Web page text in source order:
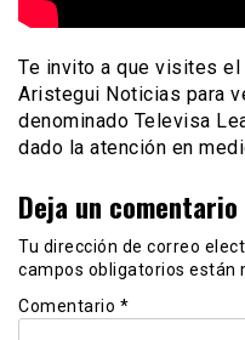
Te invito a que visites el
Aristegui Noticias para
denominado Televisa
dado la atención en
Deja un comentario
Tu dirección de correo
campos obligatorios están
Comentario *